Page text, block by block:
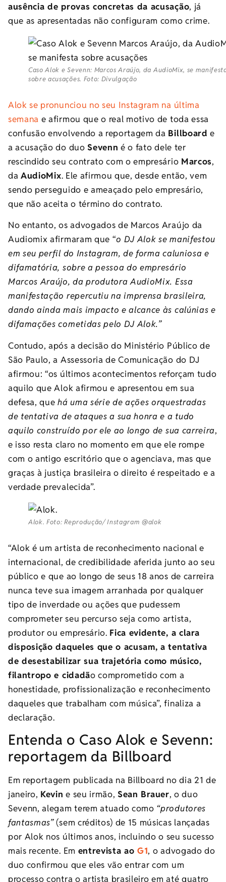
ausência de provas concretas da acusação, já
que as apresentadas não configuram como crime.
Caso Alok e Sevenn: Marcos Araújo, da AudioMix, se
sobre acusações. Foto: Divulgação
Alok se pronunciou no seu Instagram na última
semana e afirmou que o real motivo de toda essa
confusão envolvendo a reportagem da Billboard e
a acusação do duoSevenn é o fato dele ter
rescindido seu contrato com o empresário Marcos,
daAudioMix. Ele afirmou que, desde então, vem
sendo perseguido e ameaçado pelo empresário,
que não aceita o término do contrato.
No entanto, os advogados de Marcos Araújo da
Audiomix afirmaram que “o DJ Alok se manifestou
em seu perfil do Instagram, de forma caluniosa e
difamatória, sobre a pessoa do empresário
Marcos Araújo, da produtora AudioMix. Essa
manifestação repercutiu na imprensa brasileira,
dando ainda mais impacto e alcance às calúnias e
difamações cometidas pelo DJ Alok.”
Contudo, após a decisão do Ministério Público de
São Paulo, a Assessoria de Comunicação do DJ
afirmou: “os últimos acontecimentos reforçam tudo
aquilo que Alok afirmou e apresentou em sua
defesa, quehá uma série de ações orquestradas
de tentativa de ataques a sua honra e a tudo
aquilo construído por ele ao longo de sua carreira,
e isso resta claro no momento em que ele rompe
com o antigo escritório que o agenciava, mas que
graças à justiça brasileira o direito é respeitado e a
verdade prevalecida”.
Alok. Foto: Reprodução/ Instagram @alok
“Alok é um artista de reconhecimento nacional e
internacional, de credibilidade aferida junto ao seu
público e que ao longo de seus 18 anos de carreira
nunca teve sua imagem arranhada por qualquer
tipo de inverdade ou ações que pudessem
comprometer seu percurso seja como artista,
produtor ou empresário. Fica evidente, a clara
disposição daqueles que o acusam, a tentativa
de desestabilizar sua trajetória como músico,
filantropo e cidadão comprometido com a
honestidade, profissionalização e reconhecimento
daqueles que trabalham com música”, finaliza a
declaração.
Entenda o Caso Alok e Sevenn:
reportagem da Billboard
Em reportagem publicada na Billboard no dia 21 de
janeiro, Kevin e seu irmão,Sean Brauer, o duo
Sevenn, alegam terem atuado como “produtores
fantasmas”(sem créditos) de 15 músicas lançadas
por Alok nos últimos anos, incluindo o seu sucesso
mais recente. Em entrevista aoG1, o advogado do
duo confirmou que eles vão entrar com um
processo contra o artista brasileiro em até quatro